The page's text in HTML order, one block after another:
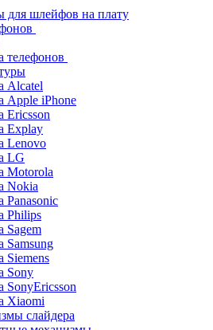
для шлейфов на плату
телефонов
Alcatel
Apple iPhone
Ericsson
Explay
Lenovo
LG
Motorola
Nokia
Panasonic
Philips
Sagem
Samsung
Siemens
Sony
SonyEricsson
Xiaomi
слайдера